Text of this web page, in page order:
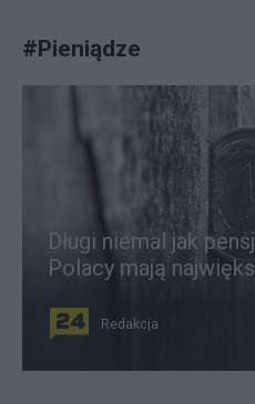
#Pieniądze
Długi niemal jak
Polacy mają
Redakcja